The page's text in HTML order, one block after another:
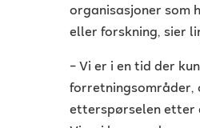
organisasjoner som
eller forskning, sier
– Vi er i en tid der
forretningsområder,
etterspørselen etter